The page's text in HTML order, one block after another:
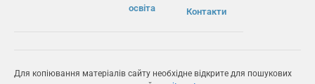
освіта
Контакти
Для копіювання матеріалів сайту необхідне відкрите для пошукових